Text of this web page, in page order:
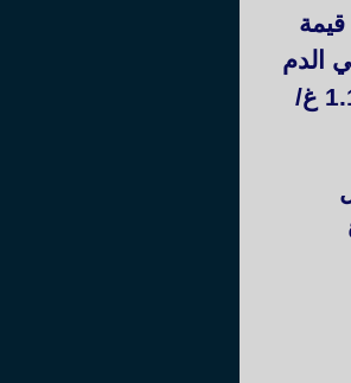
الدم
. (وجود الأنسولين الذي يعمل على تخفيض نسبة السكر في الدم في حدود قيم عادية بين :0.8-1.1 غ/